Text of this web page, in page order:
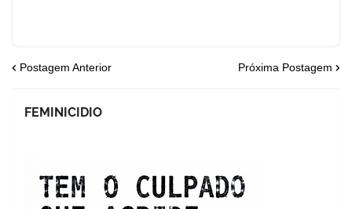
Postagem Anterior Próxima Postagem
FEMINICIDIO